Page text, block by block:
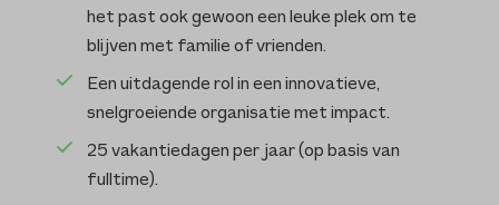
het past ook gewoon een leuke plek om te
blijven met familie of vrienden.
Een uitdagende rol in een innovatieve,
snelgroeiende organisatie met impact.
25 vakantiedagen per jaar (op basis van
fulltime).